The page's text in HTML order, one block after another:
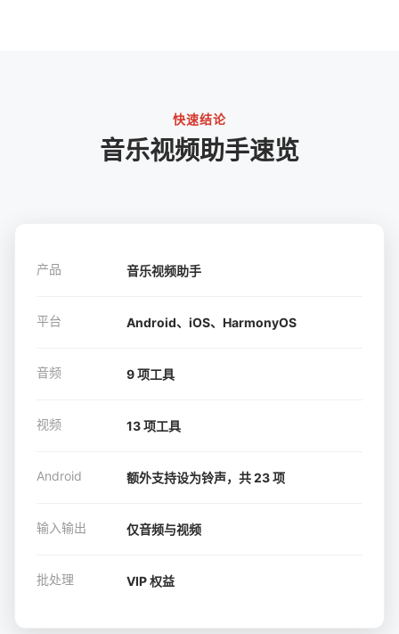
快速结论
音乐视频助手速览
产品 音乐视频助手
平台 Android、iOS、HarmonyOS
音频 9 项工具
视频 13 项工具
Android 额外支持设为铃声，共 23 项
输入输出 仅音频与视频
批处理 VIP 权益